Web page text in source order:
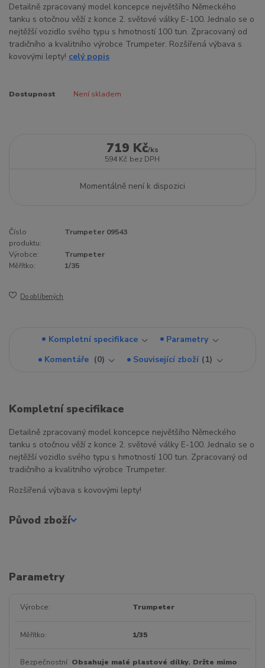
Detailně zpracovaný model koncepce největšího Německého
tanku s otočnou věží z konce 2. světové války E-100. Jednalo se o
nejtěžší vozidlo svého typu s hmotností 100 tun. Zpracovaný od
tradičního a kvalitního výrobce Trumpeter. Rozšířená výbava s
kovovými lepty! celý popis
Dostupnost Není skladem
719 Kč/ks
594 Kč bez DPH
Momentálně není k dispozici
Číslo
produktu:
Trumpeter 09543
Výrobce:
Trumpeter
Měřítko:
1/35
Do oblíbených
Kompletní specifikace
Parametry
Komentáře
0 Související zboží 1
Kompletní specifikace
Detailně zpracovaný model koncepce největšího Německého
tanku s otočnou věží z konce 2. světové války E-100. Jednalo se o
nejtěžší vozidlo svého typu s hmotností 100 tun. Zpracovaný od
tradičního a kvalitního výrobce Trumpeter.
Rozšířená výbava s kovovými lepty!
Původ zboží
Parametry
Výrobce Trumpeter
Měřítko 1/35
Bezpečnostní Obsahuje malé plastové dílky. Držte mimo